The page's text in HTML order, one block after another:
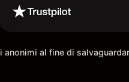
assistenza altamente
qualificata. E nulla è più
e morale come io ho
al fine di